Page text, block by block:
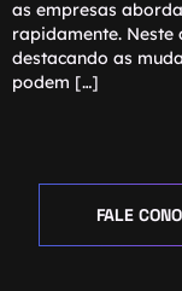
as empresas
rapidamente.
destacando as
podem […]
FALE